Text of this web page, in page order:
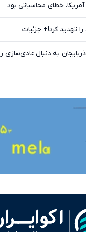
آمریکا، خطای محاسباتی بود
تهدید کرد!+ جزئیات
به دنبال عادی‌سازی